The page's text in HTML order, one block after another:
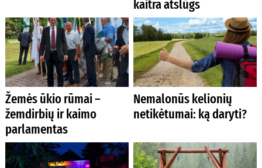
kaitra atslūgs
Žemės ūkio rūmai –
žemdirbių ir kaimo
parlamentas
Nemalonūs kelionių
netikėtumai: ką daryti?